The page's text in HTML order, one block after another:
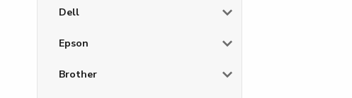
Dell
Epson
Brother